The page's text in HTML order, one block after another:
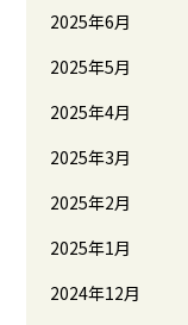
2025年6月
2025年5月
2025年4月
2025年3月
2025年2月
2025年1月
2024年12月